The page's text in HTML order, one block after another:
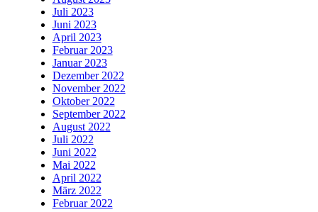
Juli 2023
Juni 2023
April 2023
Februar 2023
Januar 2023
Dezember 2022
November 2022
Oktober 2022
September 2022
August 2022
Juli 2022
Juni 2022
Mai 2022
April 2022
März 2022
Februar 2022